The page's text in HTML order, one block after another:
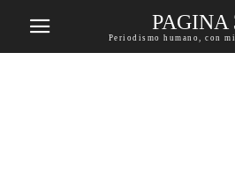
PAGINA
Periodismo humano, con